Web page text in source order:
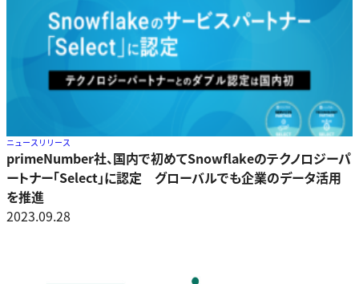
ニュースリリース
primeNumber社、国内で初めてSnowflakeのテクノロジーパ
ートナー「Select」に認定 グローバルでも企業のデータ活用
を推進
2023.09.28